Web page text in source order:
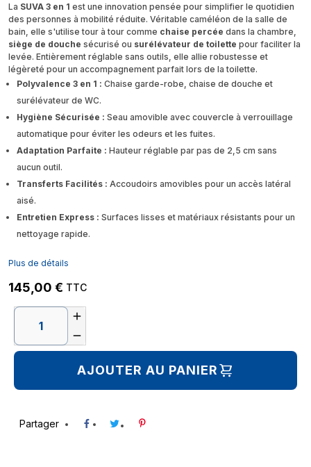
La SUVA 3 en 1 est une innovation pensée pour simplifier le quotidien
des personnes à mobilité réduite. Véritable caméléon de la salle de
bain, elle s'utilise tour à tour comme chaise percée dans la chambre,
siège de douche sécurisé ou surélévateur de toilette pour faciliter la
levée. Entièrement réglable sans outils, elle allie robustesse et
légèreté pour un accompagnement parfait lors de la toilette.
Polyvalence 3 en 1 : Chaise garde-robe, chaise de douche et
surélévateur de WC.
Hygiène Sécurisée : Seau amovible avec couvercle à verrouillage
automatique pour éviter les odeurs et les fuites.
Adaptation Parfaite : Hauteur réglable par pas de 2,5 cm sans
aucun outil.
Transferts Facilités : Accoudoirs amovibles pour un accès latéral
aisé.
Entretien Express : Surfaces lisses et matériaux résistants pour un
nettoyage rapide.
Plus de détails
145,00 € TTC


AJOUTER AU PANIER
Partager